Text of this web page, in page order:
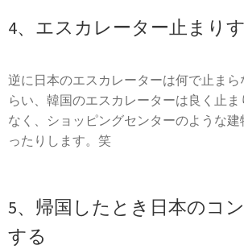
4、 エス カレーター止まり
逆に日本のエス カレーターは何で止まら
らい、韓国のエス カレーターは良く止
なく、ショッピングセンターのような建
ったりします。笑
5、帰国したとき日本のコ
する